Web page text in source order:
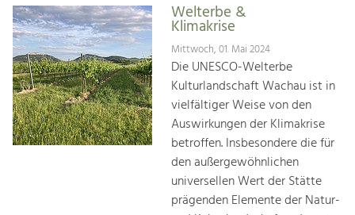
Welterbe &
Klimakrise
Mittwoch, 01. Mai 2024
Die UNESCO-Welterbe
Kulturlandschaft Wachau ist in
vielfältiger Weise von den
Auswirkungen der Klimakrise
betroffen. Insbesondere die für
den außergewöhnlichen
universellen Wert der Stätte
prägenden Elemente der Natur-